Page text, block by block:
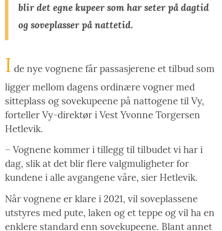
blir det egne kupeer som har seter på dagtid
og soveplasser på nattetid.
I de nye vognene får passasjerene et tilbud som
ligger mellom dagens ordinære vogner med
sitteplass og sovekupeene på nattogene til Vy,
forteller Vy-direktør i Vest Yvonne Torgersen
Hetlevik.
– Vognene kommer i tillegg til tilbudet vi har i
dag, slik at det blir flere valgmuligheter for
kundene i alle avgangene våre, sier Hetlevik.
Når vognene er klare i 2021, vil soveplassene
utstyres med pute, laken og et teppe og vil ha en
enklere standard enn sovekupeene. Blant annet